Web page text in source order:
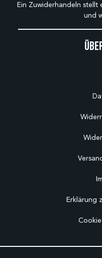
Erklärung
Ein Zuwiderhandeln stellt
und